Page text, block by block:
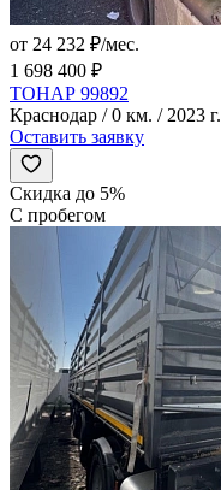
от 24 232 ₽/мес.
1 698 400 ₽
ТОНАР 99892
Краснодар / 0 км. / 2023 г.
Оставить заявку
Скидка до 5%
С пробегом